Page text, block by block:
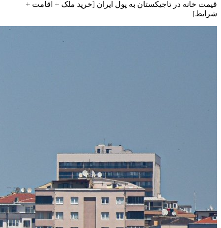
قیمت خانه در تاجیکستان به پول ایران [خرید ملک + اقامت +
شرایط]